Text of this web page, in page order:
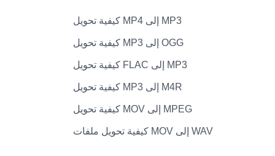
كيفية تحويل MP4 إلى MP3
كيفية تحويل MP3 إلى OGG
كيفية تحويل FLAC إلى MP3
كيفية تحويل MP3 إلى M4R
كيفية تحويل MOV إلى MPEG
كيفية تحويل ملفات MOV إلى WAV